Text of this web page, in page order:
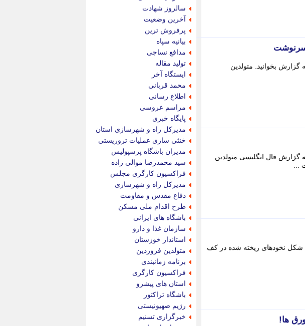
گزارش بخوانید. متولدین
گزارش فال انگلیسی متولدین
شکل نخودهای ریخته شده در کف
سالروز شهادت
آخرین وضعیت
پرفروش ترین
بیانیه سپاه
مدافع نساجی
تولید مقاله
ایستگاه آخر
محمد قربانی
اطلاع رسانی
مراسم عروسی
پایگاه خبری
مدیرکل راه و شهرسازی استان
خنثی سازی عملیات تروریستی
مدیران باشگاه پرسپولیس
سید محمدرضا موالی زاده
فراکسیون کارگری مجلس
مدیرکل راه و شهرسازی
دفاع مقدس و مقاومت
طرح اقدام ملی مسکن
باشگاه های ایرانی
سازمان غذا و دارو
استاندار خوزستان
متولدین فروردین
برنامه زمانبندی
فراکسیون کارگری
استان های پیشرو
باشگاه تراکتور
رژیم صهیونیستی
خبرگزاری تسنیم